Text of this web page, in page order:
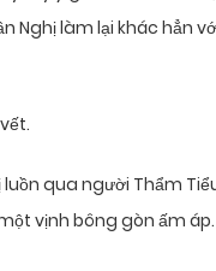
Nghị làm lại khác hẳn
qua người Thẩm
vịnh bông gòn ấm